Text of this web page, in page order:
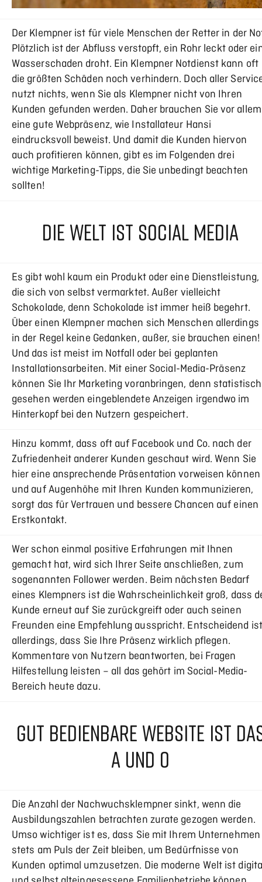
Der Klempner ist für viele Menschen der Retter in der
Plötzlich ist der Abfluss verstopft, ein Rohr leckt oder
Wasserschaden droht. Ein Klempner Notdienst kann oft
die größten Schäden noch verhindern. Doch aller
nutzt nichts, wenn Sie als Klempner nicht von Ihren
Kunden gefunden werden. Daher brauchen Sie vor allem
eine gute Webpräsenz, wie Installateur Hansi
eindrucksvoll beweist. Und damit die Kunden hiervon
auch profitieren können, gibt es im Folgenden drei
wichtige Marketing-Tipps, die Sie unbedingt beachten
sollten!
DIE WELT IST SOCIAL MEDIA
Es gibt wohl kaum ein Produkt oder eine Dienstleistung,
die sich von selbst vermarktet. Außer vielleicht
Schokolade, denn Schokolade ist immer heiß begehrt.
Über einen Klempner machen sich Menschen allerdings
in der Regel keine Gedanken, außer, sie brauchen einen!
Und das ist meist im Notfall oder bei geplanten
Installationsarbeiten. Mit einer Social-Media-Präsenz
können Sie Ihr Marketing voranbringen, denn statistisch
gesehen werden eingeblendete Anzeigen irgendwo im
Hinterkopf bei den Nutzern gespeichert.
Hinzu kommt, dass oft auf Facebook und Co. nach der
Zufriedenheit anderer Kunden geschaut wird. Wenn Sie
hier eine ansprechende Präsentation vorweisen können
und auf Augenhöhe mit Ihren Kunden kommunizieren,
sorgt das für Vertrauen und bessere Chancen auf einen
Erstkontakt.
Wer schon einmal positive Erfahrungen mit Ihnen
gemacht hat, wird sich Ihrer Seite anschließen, zum
sogenannten Follower werden. Beim nächsten Bedarf
eines Klempners ist die Wahrscheinlichkeit groß, dass
Kunde erneut auf Sie zurückgreift oder auch seinen
Freunden eine Empfehlung ausspricht. Entscheidend ist
allerdings, dass Sie Ihre Präsenz wirklich pflegen.
Kommentare von Nutzern beantworten, bei Fragen
Hilfestellung leisten – all das gehört im Social-Media-
Bereich heute dazu.
GUT BEDIENBARE WEBSITE IST
A UND O
Die Anzahl der Nachwuchsklempner sinkt, wenn die
Ausbildungszahlen betrachten zurate gezogen werden.
Umso wichtiger ist es, dass Sie mit Ihrem Unternehmen
stets am Puls der Zeit bleiben, um Bedürfnisse von
Kunden optimal umzusetzen. Die moderne Welt ist